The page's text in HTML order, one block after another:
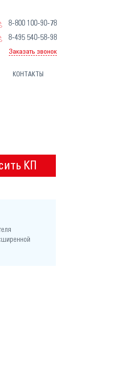
8-800 100-90-78
8-495 540-58-98
Заказать звонок
КОНТАКТЫ
КП